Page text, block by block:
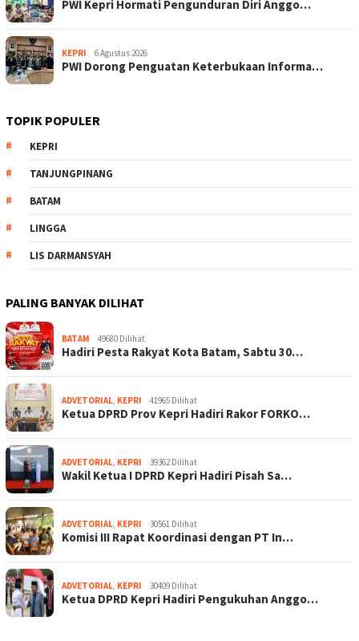
PWI Kepri Hormati Pengunduran Diri Anggo…
KEPRI 6 Agustus 2026
PWI Dorong Penguatan Keterbukaan Informa…
TOPIK POPULER
KEPRI
TANJUNGPINANG
BATAM
LINGGA
LIS DARMANSYAH
PALING BANYAK DILIHAT
BATAM 49680 Dilihat
Hadiri Pesta Rakyat Kota Batam, Sabtu 30…
ADVETORIAL, KEPRI 41965 Dilihat
Ketua DPRD Prov Kepri Hadiri Rakor FORKO…
ADVETORIAL, KEPRI 39362 Dilihat
Wakil Ketua I DPRD Kepri Hadiri Pisah Sa…
ADVETORIAL, KEPRI 30561 Dilihat
Komisi III Rapat Koordinasi dengan PT In…
ADVETORIAL, KEPRI 30409 Dilihat
Ketua DPRD Kepri Hadiri Pengukuhan Anggo…